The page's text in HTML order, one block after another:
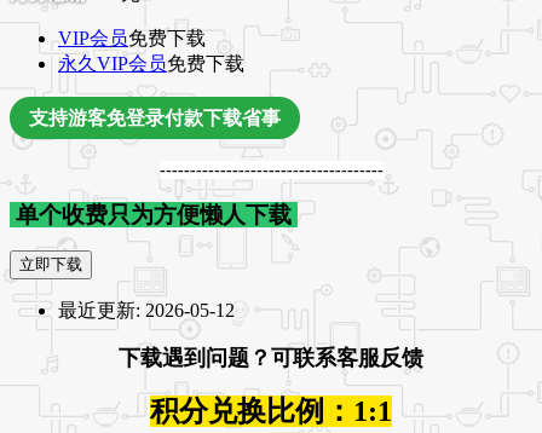
VIP会员免费下载
永久VIP会员免费下载
支持游客免登录付款下载省事
-------------------------------------
单个收费只为方便懒人下载
立即下载
最近更新: 2026-05-12
下载遇到问题？可联系客服反馈
积分兑换比例：1:1